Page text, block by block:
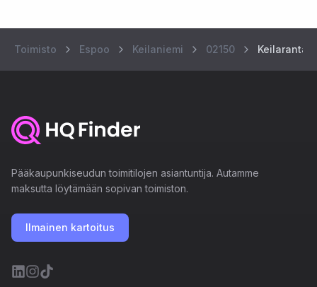
Toimisto Espoo Keilaniemi 02150 Keilaranta 1
Pääkaupunkiseudun toimitilojen asiantuntija. Autamme
maksutta löytämään sopivan toimiston.
Ilmainen kartoitus